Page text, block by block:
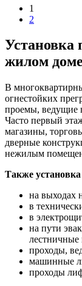
1
2
Установка
жилом доме
В
огнестойких
проемы, ведущие
Часто первый
магазины,
дверные
нежилым
Также
на выходах
в
в
на пути
лестничные
проходы,
машинные
проходы